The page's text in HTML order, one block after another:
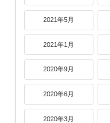
2021年5月
2021年1月
2020年9月
2020年6月
2020年3月